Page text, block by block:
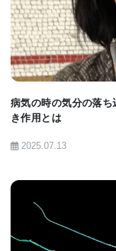
さらなる安全性テ
画像：グリオーマ
（CREDIT:
CANCER
[News release
病気の時の気分の落
き作用とは
2025.07.13